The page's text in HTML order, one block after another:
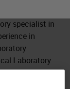
Leader
specialist in
in
Laboratory
from